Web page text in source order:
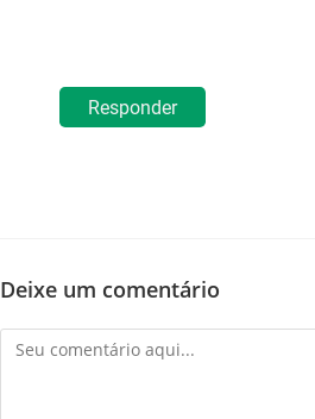
Responder
Deixe um comentário